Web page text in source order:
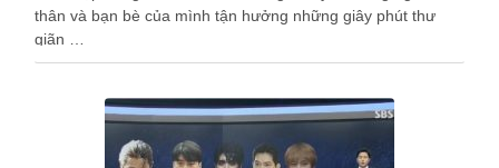
thân và bạn bè của mình tận hưởng những giây phút thư
giãn …